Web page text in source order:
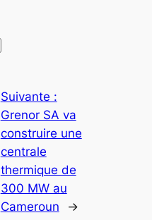
Suivante :
Grenor SA va
construire une
centrale
thermique de
300 MW au
Cameroun
→